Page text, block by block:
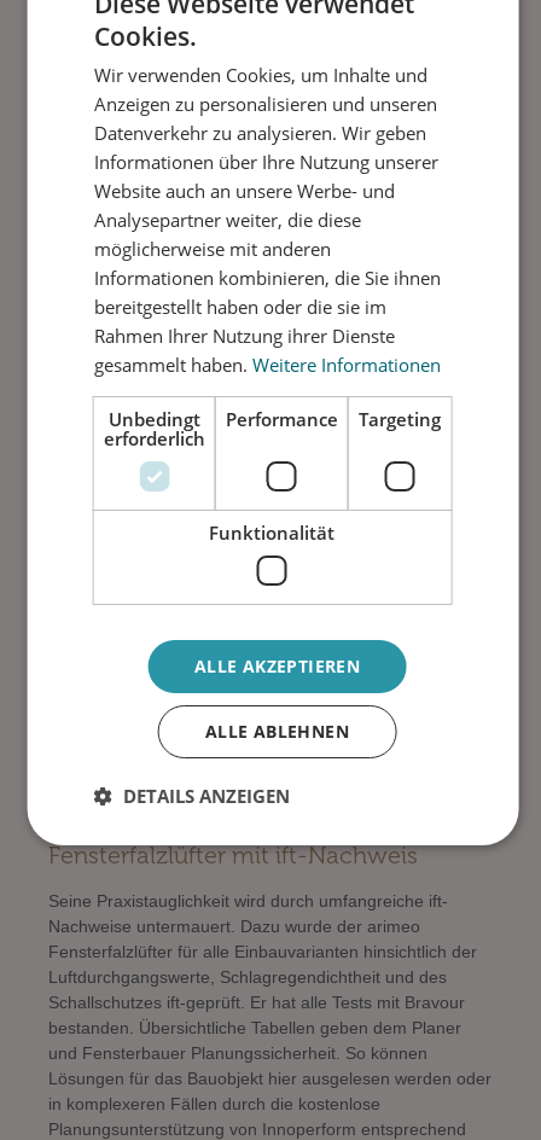
bezeichnet in der Plastizitätstheorie ein Gelenk, das vom
Tragwerk bei Überschreiten der Fließgrenze ausgebildet
wird. An beiden Enden findet actio und reactio statt,
Biegemoment. Als Biegemoment M wird ein Moment
bezeichnet, das ein schlankes (Stab, Balken, Welle o. ä.)
oder dünnes Bauteil (Platte o. ä.) belastet und folglich
Lüftung mit 3K-Fließgelenktechnik
Unter dem Einsatz und der Kombination von innovativen
Werkstoffen ist es damit erstmals in einem komplexen
Fließgelenk mit der präzisen Funktion einer
Lüfterregelungsklappe herzustellen, die auf hauchfeine
Luftbewegungen reagiert. In Kombination mit einer
optimierten Strömungskontur und den stabilen Rastfüßen
ist die gesamte Komplexität der Lüftung in ein kompaktes
Fensterfalzlüfter mit ift-Nachweis
Seine Praxistauglichkeit wird durch umfangreiche ift-
Nachweise untermauert. Dazu wurde der arimeo
Fensterfalzlüfter für alle Einbauvarianten hinsichtlich der
Luftdurchgangswerte, Schlagregendichtheit und des
Schallschutzes ift-geprüft. Er hat alle Tests mit Bravour
bestanden. Übersichtliche Tabellen geben dem Planer
und Fensterbauer Planungssicherheit. So können
Lösungen für das Bauobjekt hier ausgelesen werden oder
in komplexeren Fällen durch die kostenlose
Planungsunterstützung von Innoperform entsprechend
Cookies.
Wir verwenden Cookies, um Inhalte und
Anzeigen zu personalisieren und unseren
Datenverkehr zu analysieren. Wir geben
Informationen über Ihre Nutzung unserer
Website auch an unsere Werbe- und
Analysepartner weiter, die diese
möglicherweise mit anderen
Informationen kombinieren, die Sie ihnen
bereitgestellt haben oder die sie im
Rahmen Ihrer Nutzung ihrer Dienste
gesammelt haben. Weitere Informationen
Unbedingt
erforderlich
Performance Targeting
Funktionalität
ALLE AKZEPTIEREN
ALLE ABLEHNEN
DETAILS ANZEIGEN